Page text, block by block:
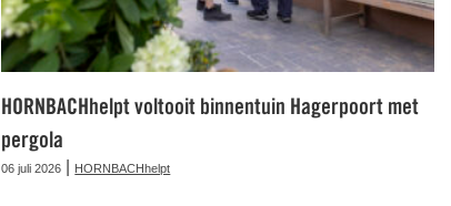
HORNBACHhelpt voltooit binnentuin Hagerpoort met
pergola
06 juli 2026 HORNBACHhelpt